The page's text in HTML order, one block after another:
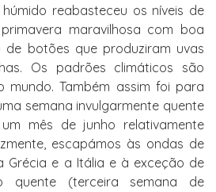
húmido reabasteceu os níveis de
maravilhosa com boa
botões que produziram uvas
Os padrões climáticos são
mundo. Também assim foi para
semana invulgarmente quente
mês de junho relativamente
escapámos às ondas de
Grécia e a Itália e à exceção de
quente (terceira semana de